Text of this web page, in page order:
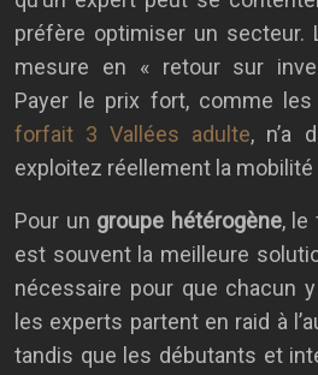
préfère optimiser un secteur.
mesure en « retour sur
Payer le prix fort, comme les
forfait 3 Vallées adulte, n’a
exploitez réellement la mobilité
Pour un groupe hétérogène, le
est souvent la meilleure
nécessaire pour que chacun
les experts partent en raid à
tandis que les débutants et